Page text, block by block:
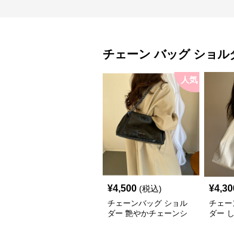
チェーン バッグ ショル
人気
¥4,500 (税込)
チェーンバッグ ショル
ダー 艶やかチェーンシ
¥
チェ
ダー